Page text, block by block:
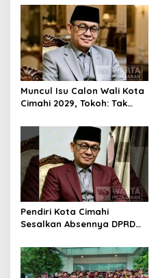
Ditangkap Polisi
Muncul Isu Calon Wali Kota
Cimahi 2029, Tokoh: Tak
Legitimasi Parpol
Pendiri Kota Cimahi
Sesalkan Absennya DPRD
Rebranding RSUD Cibabat